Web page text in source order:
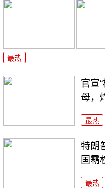
最热
官宣
母，
最热
特朗
国霸
最热